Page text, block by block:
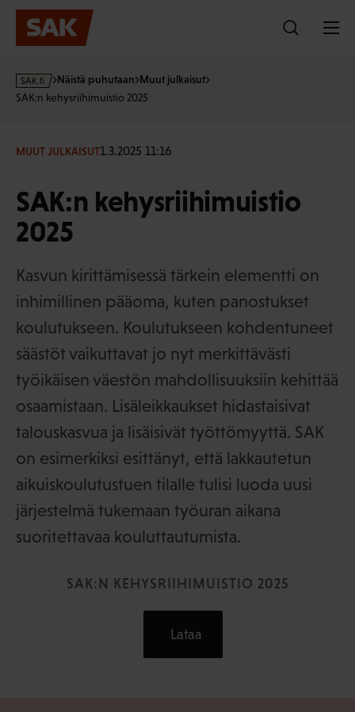
Hyppää
sisältöön
s
a
f
Näistä puhutaan Muut julkaisut
SAK:n kehysriihimuistio 2025
MUUT JULKAISUT1.3.2025 11:16
SAK:n kehysriihimuistio
2025
Kasvun kirittämisessä tärkein elementti on
inhimillinen pääoma, kuten panostukset
koulutukseen. Koulutukseen kohdentuneet
säästöt vaikuttavat jo nyt merkittävästi
työikäisen väestön mahdollisuuksiin kehittää
osaamistaan. Lisäleikkaukset hidastaisivat
talouskasvua ja lisäisivät työttömyyttä. SAK
on esimerkiksi esittänyt, että lakkautetun
aikuiskoulutustuen tilalle tulisi luoda uusi
järjestelmä tukemaan työuran aikana
suoritettavaa kouluttautumista.
SAK:N KEHYSRIIHIMUISTIO 2025
Lataa